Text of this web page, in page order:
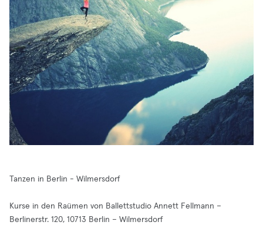
Tanzen in Berlin - Wilmersdorf
Kurse in den Raümen von Ballettstudio Annett Fellmann –
Berlinerstr. 120, 10713 Berlin – Wilmersdorf